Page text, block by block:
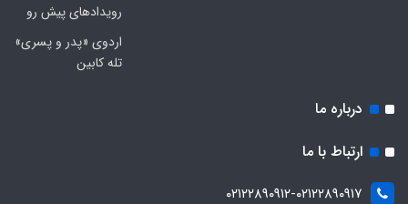
رویدادهای پیش رو
اردوی «پدر و پسری»
تله کابین
درباره ما
ارتباط با ما
۰۲۱۲۲۸۹۰۹۱۲-۰۲۱۲۲۸۹۰۹۱۷